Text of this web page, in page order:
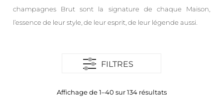
champagnes Brut sont la signature de chaque Maison,
l’essence de leur style, de leur esprit, de leur légende aussi.
FILTRES
Affichage de 1–40 sur 134 résultats